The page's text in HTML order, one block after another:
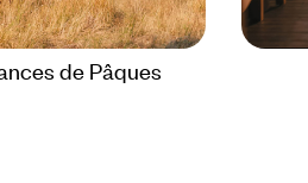
de Pâques